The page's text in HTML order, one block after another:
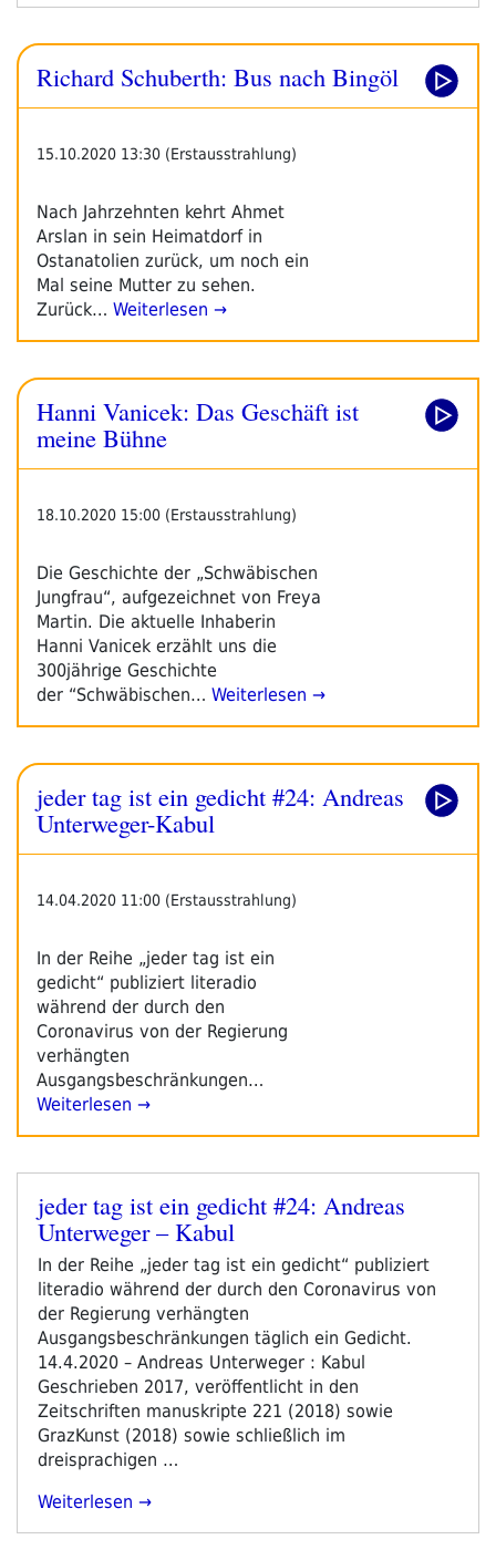
Frankfurter
Buchmesse2020“
Richard Schuberth: Bus nach Bingöl
15.10.2020 13:30 (Erstausstrahlung)
Nach Jahrzehnten kehrt Ahmet
Arslan in sein Heimatdorf in
Ostanatolien zurück, um noch ein
Mal seine Mutter zu sehen.
Zurück… Weiterlesen →
Hanni Vanicek: Das Geschäft ist
meine Bühne
18.10.2020 15:00 (Erstausstrahlung)
Die Geschichte der „Schwäbischen
Jungfrau“, aufgezeichnet von Freya
Martin. Die aktuelle Inhaberin
Hanni Vanicek erzählt uns die
300jährige Geschichte
der “Schwäbischen… Weiterlesen →
jeder tag ist ein gedicht #24: Andreas
Unterweger-Kabul
14.04.2020 11:00 (Erstausstrahlung)
In der Reihe „jeder tag ist ein
gedicht“ publiziert literadio
während der durch den
Coronavirus von der Regierung
verhängten
Ausgangsbeschränkungen…
Weiterlesen →
Veröffentlicht
am
jeder tag ist ein gedicht #24: Andreas
Unterweger – Kabul
In der Reihe „jeder tag ist ein gedicht“ publiziert
literadio während der durch den Coronavirus von
der Regierung verhängten
Ausgangsbeschränkungen täglich ein Gedicht.
14.4.2020 – Andreas Unterweger : Kabul
Geschrieben 2017, veröffentlicht in den
Zeitschriften manuskripte 221 (2018) sowie
GrazKunst (2018) sowie schließlich im
dreisprachigen …
„jeder
Weiterlesen